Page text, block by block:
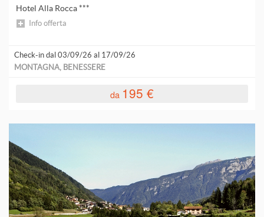
Hotel Alla Rocca ***
Info offerta
Check-in dal 03/09/26 al 17/09/26
MONTAGNA, BENESSERE
da 195 €